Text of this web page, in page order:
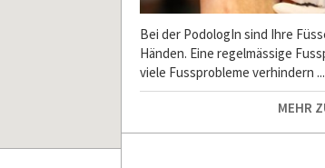
Bei der PodologIn sind Ihre
Händen. Eine regelmässige
viele Fussprobleme verhindern ...
MEHR